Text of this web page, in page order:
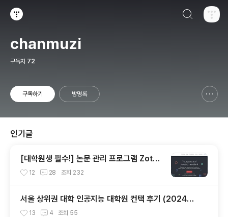
chanmuzi
구독자 72
구독하기 방명록
인기글
[대학원생 필수!] 논문 관리 프로그램 Zoter
o 추천 (WebDAV 연결, iPad annotation
12 28 조회 232
서울 상위권 대학 인공지능 대학원 컨택 후기 (2024년
후기 석사 지원 목표)
13 4 조회 55